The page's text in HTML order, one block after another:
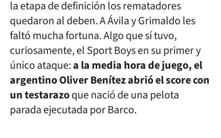
la etapa de definición los rematadores
quedaron al deben. A Ávila y Grimaldo les
faltó mucha fortuna. Algo que sí tuvo,
curiosamente, el Sport Boys en su primer y
único ataque:a la media hora de juego, el
argentino Oliver Benítez abrió el score con
un testarazoque nació de una pelota
parada ejecutada por Barco.